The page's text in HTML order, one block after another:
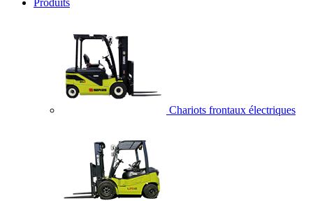
Produits
Chariots frontaux électriques